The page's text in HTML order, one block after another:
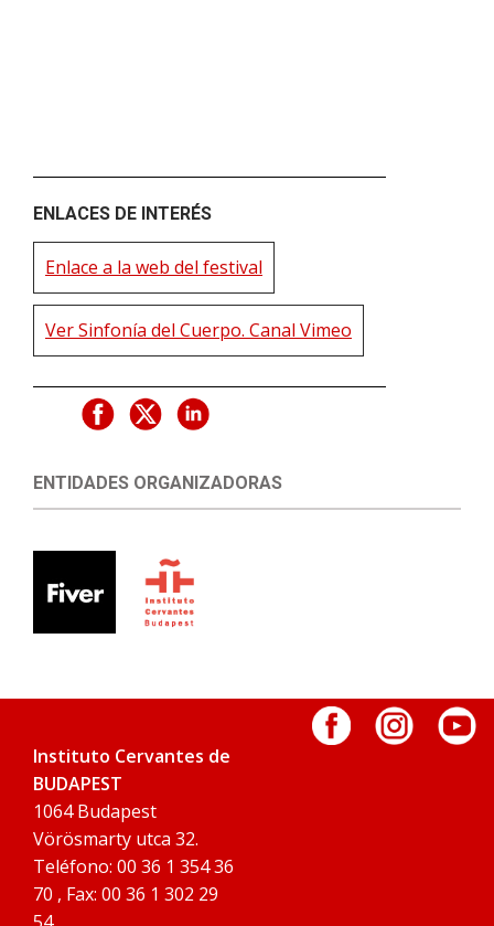
ENLACES DE INTERÉS
Enlace a la web del festival
Ver Sinfonía del Cuerpo. Canal Vimeo
ENTIDADES ORGANIZADORAS
Instituto Cervantes de
BUDAPEST
1064 Budapest
Vörösmarty utca 32.
Teléfono: 00 36 1 354 36
70 , Fax: 00 36 1 302 29